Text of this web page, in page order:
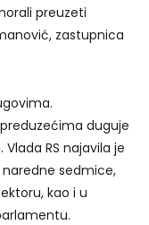
preuzeti
zastupnica
duguje
RS najavila je
sedmice,
kao i u